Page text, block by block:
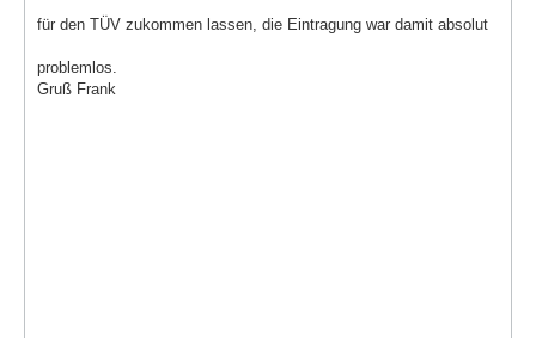
für den TÜV zukommen lassen, die Eintragung war damit absolut
problemlos.
Gruß Frank